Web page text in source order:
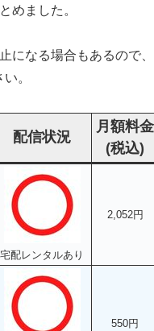
めました。
になる場合もあるので
。
配信状況
月額料金
(税込)
宅配レンタルあり
2,052円
550円